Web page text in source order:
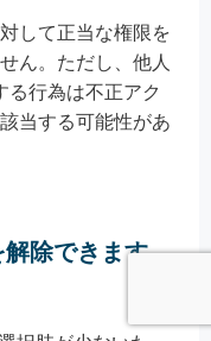
して正当な権限を
ん。ただし、他人
る行為は不正アク
当する可能性があ
除できます